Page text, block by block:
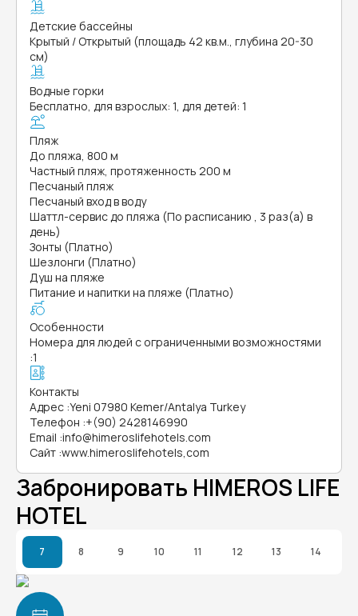
Детские бассейны
Крытый / Открытый (площадь 42 кв.м., глубина 20-30
см)
Водные горки
Бесплатно, для взрослых: 1, для детей: 1
Пляж
До пляжа, 800 м
Частный пляж, протяженность 200 м
Песчаный пляж
Песчаный вход в воду
Шаттл-сервис до пляжа (По расписанию , 3 раз(а) в
день)
Зонты (Платно)
Шезлонги (Платно)
Душ на пляже
Питание и напитки на пляже (Платно)
Особенности
Номера для людей с ограниченными возможностями
:1
Контакты
Адрес :Yeni 07980 Kemer/Antalya Turkey
Телефон :+(90) 2428146990
Email :info@himeroslifehotels.com
Сайт :www.himeroslifehotels,com
Забронировать HIMEROS LIFE
HOTEL
7 8 9 10 11 12 13 14